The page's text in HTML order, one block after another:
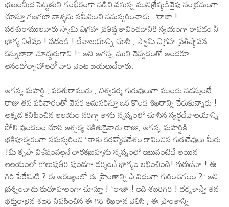
భుజంమీద పెట్టుకుని గంభీరంగా నడిచి వస్తున్న మునిశ్రేష్ఠుడివైపు సంభ్రమంగా
చూస్తూ గబగబా వాళ్ళను సమీపించి నమస్కరించాడు. ‘‘రాజా !
పరశురాములవారు స్వామి విగ్రహ ప్రతిష్ఠ కావించడానికి స్వయంగా రావడం నీ
భాగ్య విశేషం ! పదండి ! దేవాలయాన్ని చూసి , స్వామి విగ్రహ ప్రతిష్ఠాపన
కన్నులారా చూద్దురుగాని !’’ అని అగస్త్య ముని చెప్పడంతో అందరూ
ఆనందోత్సాహాలతో వారి వెంట బయలుదేరారు.
అగస్త్య మహర్షి , పరశురాముడు , విశ్వకర్మ గురువులుగా ముందు నడస్తుంటే
రాజు తన పరివారంతో వెనక అనుసరిస్తూ ఒక కొండ శిఖరాన్ని చేరుకున్నారు !
అక్కడ కనిపించిన ఆలయం సరిగ్గా తాను స్వప్నంలో చూసిన స్వర్ణదేవాలయాన్ని
పోలి వుండటం చూసి ఆశ్చర్య చకితుడైనాడు రాజు, అగస్త్య మహర్షికి
భక్తిపూర్వకంగా నమస్కరించి ‘‘నాకు కర్తవ్యోపదేశం కావించిన గురుదేవులు మీరు
!మీ కృపా విశేషంవల్లనే తారకబ్రహ్మను స్వప్నంలో ఇటువంటిదే అయిన
ఆలయంలో కొలువుతీరి వుండగా దర్శించే భాగ్యం లభించింది! గురుదేవా ! ఈ
గిరి పేరేమిటి ? ఈ అరణ్యంలో ఈ ప్రాంతాన్ని ఏ విధంగా గుర్తించగలం ?’’ అని
ప్రశ్నించాడు కుతూహలంగా చూస్తూ ! ‘‘రాజా ! ఇది శబరిగిరి ! ధర్మశాస్తా తన
భక్తురాలైన శబరి నివసించిన ఈ గిరి శిఖరాన వెలిసి , ఈ ప్రాంతాన్ని